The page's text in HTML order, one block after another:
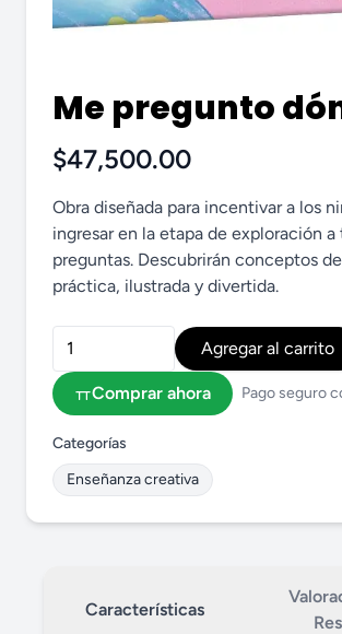
Me pregunto
$47,500.00
Obra diseñada para incentivar a los
ingresar en la etapa de exploración a
preguntas. Descubrirán conceptos
práctica, ilustrada y divertida.
Agregar al carrito
Comprar ahora Pago seguro
Categorías
Enseñanza creativa
Características